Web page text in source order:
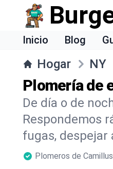
Inicio Blog
Hogar NY
Plomería de
De día o de
Respondemos
fugas, despejar
Plomeros de